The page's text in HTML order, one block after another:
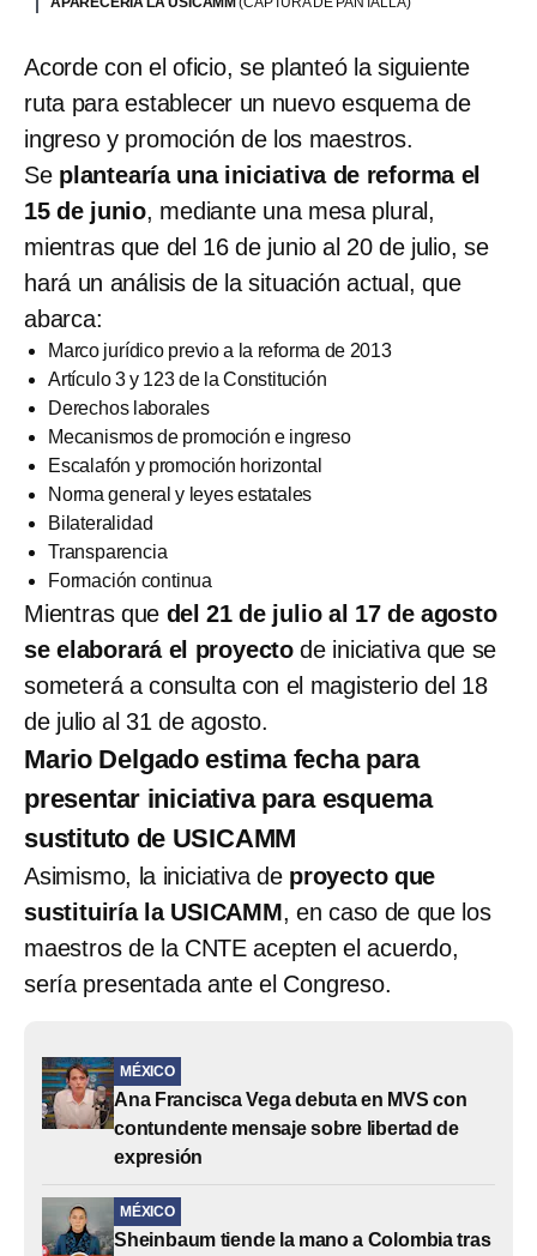
Acorde con el oficio, se planteó la siguiente
ruta para establecer un nuevo esquema de
ingreso y promoción de los maestros.
Se plantearía una iniciativa de reforma el
15 de junio, mediante una mesa plural,
mientras que del 16 de junio al 20 de julio, se
hará un análisis de la situación actual, que
abarca:
Marco jurídico previo a la reforma de 2013
Artículo 3 y 123 de la Constitución
Derechos laborales
Mecanismos de promoción e ingreso
Escalafón y promoción horizontal
Norma general y leyes estatales
Bilateralidad
Transparencia
Formación continua
Mientras que del 21 de julio al 17 de agosto
se elaborará el proyecto de iniciativa que se
someterá a consulta con el magisterio del 18
de julio al 31 de agosto.
Mario Delgado estima fecha para
presentar iniciativa para esquema
sustituto de USICAMM
Asimismo, la iniciativa de proyecto que
sustituiría la USICAMM, en caso de que los
maestros de la CNTE acepten el acuerdo,
sería presentada ante el Congreso.
MÉXICO
Ana Francisca Vega debuta en MVS con
contundente mensaje sobre libertad de
expresión
MÉXICO
Sheinbaum tiende la mano a Colombia tras